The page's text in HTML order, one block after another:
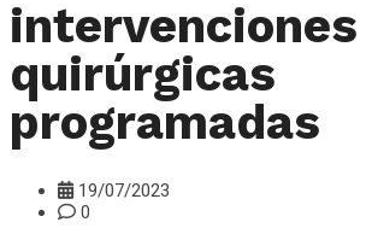
intervenciones
quirúrgicas
programadas
19/07/2023
0